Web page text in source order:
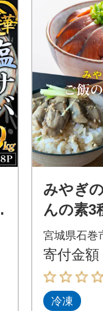
みやぎ
んの素3
さば み
漬け丼
牡蠣 炊
宮城県石巻
寄付金額
冷凍